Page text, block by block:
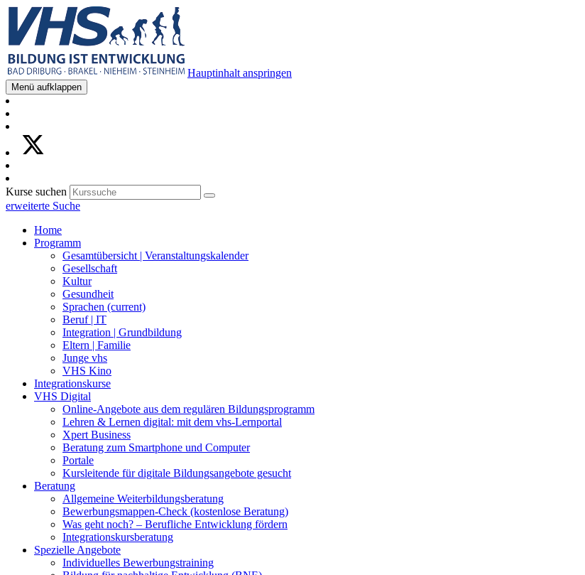
Hauptinhalt anspringen
Menü aufklappen
Kurse suchen
erweiterte Suche
Home
Programm
Gesamtübersicht | Veranstaltungskalender
Gesellschaft
Kultur
Gesundheit
Sprachen (current)
Beruf | IT
Integration | Grundbildung
Eltern | Familie
Junge vhs
VHS Kino
Integrationskurse
VHS Digital
Online-Angebote aus dem regulären Bildungsprogramm
Lehren & Lernen digital: mit dem vhs-Lernportal
Xpert Business
Beratung zum Smartphone und Computer
Portale
Kursleitende für digitale Bildungsangebote gesucht
Beratung
Allgemeine Weiterbildungsberatung
Bewerbungsmappen-Check (kostenlose Beratung)
Was geht noch? – Berufliche Entwicklung fördern
Integrationskursberatung
Spezielle Angebote
Individuelles Bewerbungstraining